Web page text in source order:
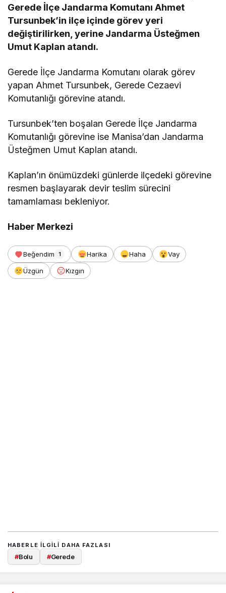
Gerede İlçe Jandarma Komutanı Ahmet
Tursunbek’in ilçe içinde görev yeri
değiştirilirken, yerine Jandarma Üsteğmen
Umut Kaplan atandı.
Gerede İlçe Jandarma Komutanı olarak görev
yapan Ahmet Tursunbek, Gerede Cezaevi
Komutanlığı görevine atandı.
Tursunbek’ten boşalan Gerede İlçe Jandarma
Komutanlığı görevine ise Manisa’dan Jandarma
Üsteğmen Umut Kaplan atandı.
Kaplan’ın önümüzdeki günlerde ilçedeki görevine
resmen başlayarak devir teslim sürecini
tamamlaması bekleniyor.
Haber Merkezi
Beğendim 1 Harika Haha Vay
Üzgün Kızgın
HABERLE ILGILI DAHA FAZLASI
#Bolu #Gerede